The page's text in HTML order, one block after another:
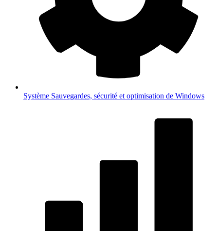
Système Sauvegardes, sécurité et optimisation de Windows